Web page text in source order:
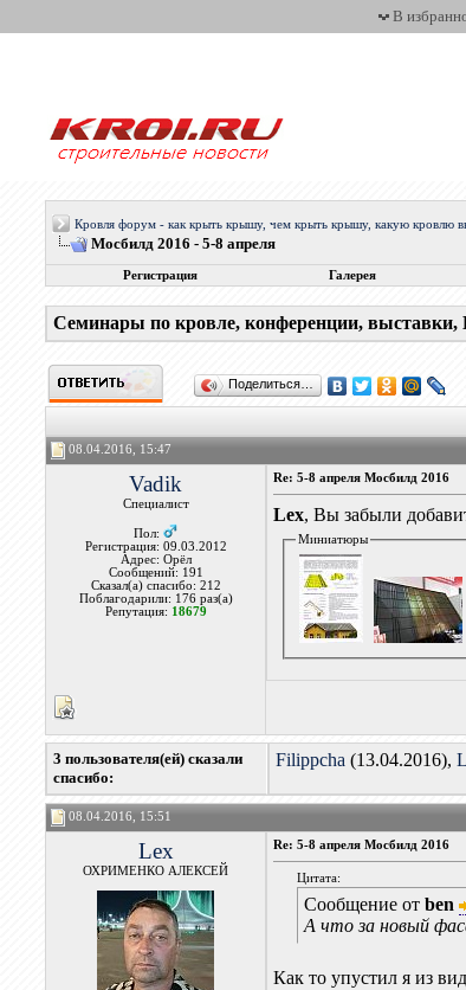
В
Кровля форум - как крыть крышу, чем крыть крышу, какую кровлю
Мосбилд 2016 - 5-8 апреля
Регистрация Галерея
Семинары по кровле, конференции,
Поделиться…
08.04.2016, 15:47
Vadik
Специалист
Пол:
Регистрация: 09.03.2012
Адрес: Орёл
Сообщений: 191
Сказал(а) спасибо: 212
Поблагодарили: 176 раз(а)
Репутация: 18679
Re: 5-8 апреля Мосбилд 2016
Lex, Вы забыли
Миниатюры
3 пользователя(ей) сказали
cпасибо:
Filippcha (13.04.2016),
08.04.2016, 15:51
Lex
ОХРИМЕНКО АЛЕКСЕЙ
Re: 5-8 апреля Мосбилд 2016
Цитата:
Сообщение отben
А что за новый
Как то упустил я из